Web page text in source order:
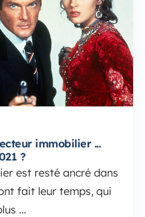
immobilier ...
?
est resté ancré dans
fait leur temps, qui
...